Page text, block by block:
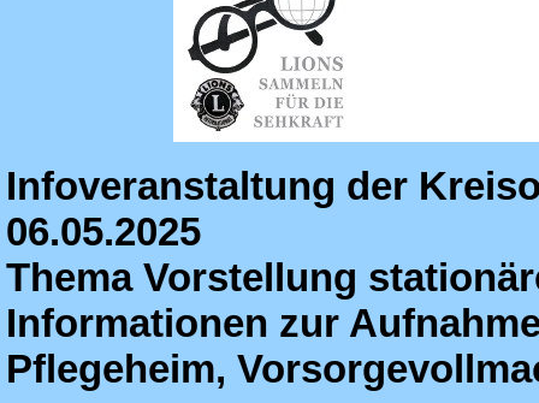
Infoveranstaltung der
06.05.2025
Thema Vorstellung
Informationen zur
Pflegeheim,